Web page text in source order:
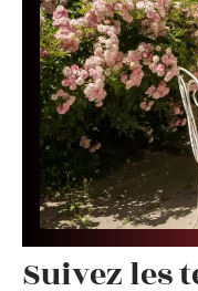
Suivez les